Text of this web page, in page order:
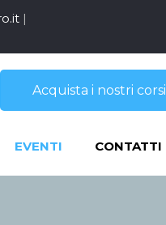
|
Acquista i nostri corsi
EVENTI CONTATTI